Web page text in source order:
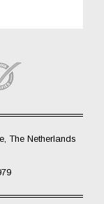
The Netherlands